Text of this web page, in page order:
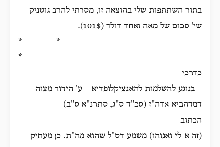
בתור השתתפות שלי בהוצאה זו, מסרתי להרב גוטניק
שי' סכום של מאה ואחד דולר (101$).
* *
*
כדרכי
– בנוגע להשלמות להאנציקלופדיא – ע' הידור מצוה –
דמדהביא אדה"ז (סכ"ד ס"ג, סתרנ"א ס"ב)
הכתוב
(זה א-לי ואנוהו) משמע דס"ל שהוא מה"ת. כן מעתיק